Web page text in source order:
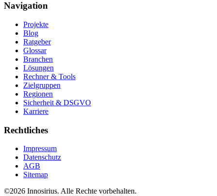
Navigation
Projekte
Blog
Ratgeber
Glossar
Branchen
Lösungen
Rechner & Tools
Zielgruppen
Regionen
Sicherheit & DSGVO
Karriere
Rechtliches
Impressum
Datenschutz
AGB
Sitemap
©2026 Innosirius. Alle Rechte vorbehalten.